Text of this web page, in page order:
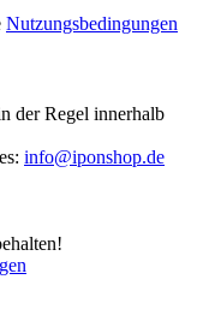
Nutzungsbedingungen
der Regel innerhalb
info@iponshop.de